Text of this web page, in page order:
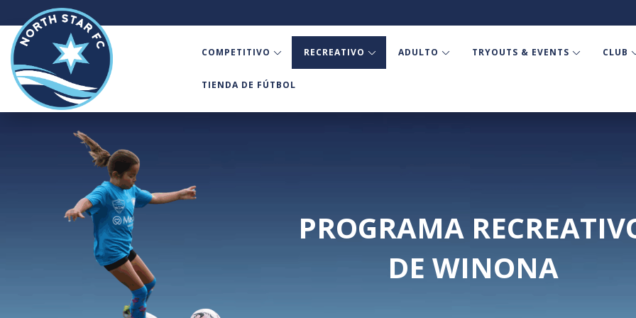
COMPETITIVO RECREATIVO ADULTO TRYOUTS & EVENTS CLUB
TIENDA DE FÚTBOL
PROGRAMA
DE WINONA